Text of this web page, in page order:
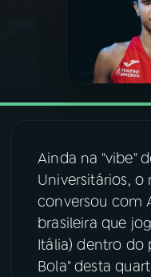
ÚLTIMAS
ACOMPANHE A RÁDIO
YouTube
Instagram
Ainda na "vibe"
Universitários, o
conversou com
brasileira que
Itália) dentro do
Bola" desta